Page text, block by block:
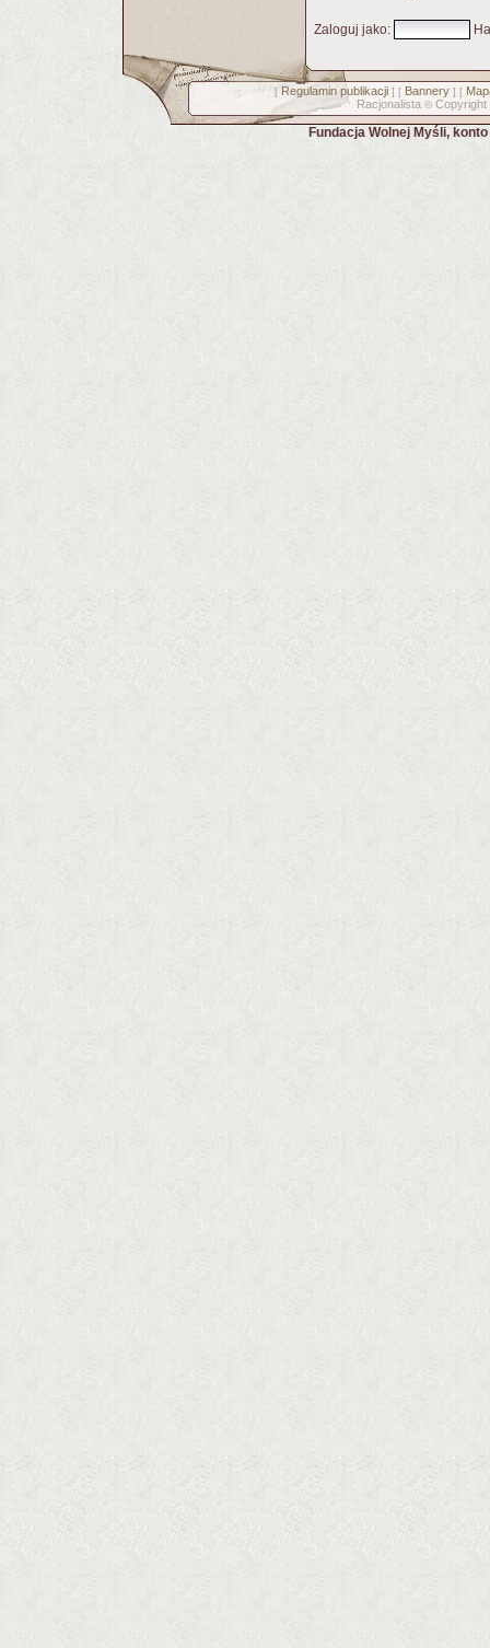
Zaloguj jako:
[ Regulamin publikacji] [ Bannery] [
Racjonalista © Copyright
Fundacja Wolnej Myśli,